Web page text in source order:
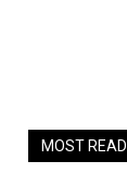
MOST READ